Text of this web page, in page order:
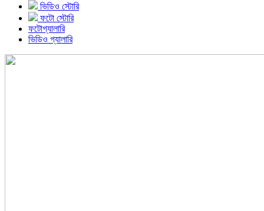
ভিডিও স্টোরি
ফটো স্টোরি
ফটোগ্যালারি
ভিডিও গ্যালারি